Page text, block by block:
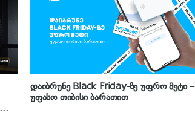
დაიბრუნე Black Friday-ზე უფრო მეტი –
უფასო თიბისი ბარათით